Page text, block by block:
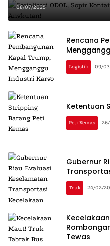
08/07/2025
Rencana
Logistik 09/
Ketentuan
Peti Kemas
Gubernur
Truk 24/02/
Tewas